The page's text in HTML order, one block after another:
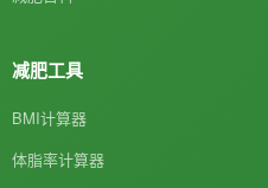
减肥工具
BMI计算器
体脂率计算器